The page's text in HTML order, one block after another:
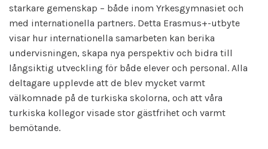
starkare gemenskap – både inom Yrkesgymnasiet och
med internationella partners. Detta Erasmus+-utbyte
visar hur internationella samarbeten kan berika
undervisningen, skapa nya perspektiv och bidra till
långsiktig utveckling för både elever och personal. Alla
deltagare upplevde att de blev mycket varmt
välkomnade på de turkiska skolorna, och att våra
turkiska kollegor visade stor gästfrihet och varmt
bemötande.